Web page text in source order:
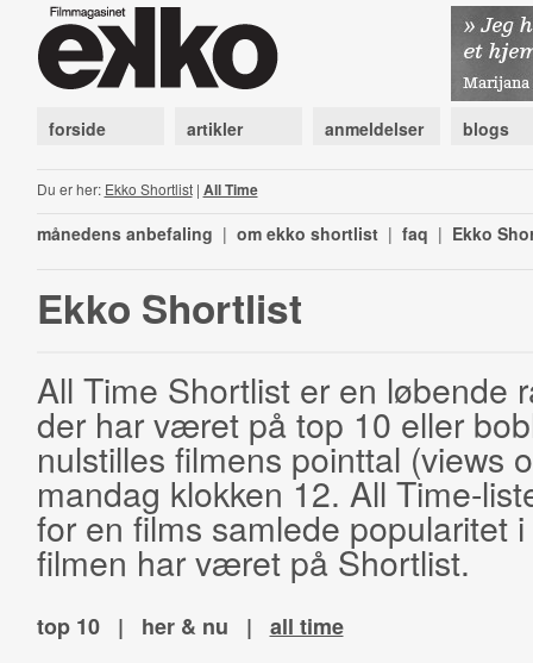
forside artikler anmeldelser blogs
Du er her: Ekko Shortlist| All Time
månedens anbefaling | om ekko shortlist | faq | Ekko
Ekko Shortlist
All Time Shortlist er en løbende
der har været på top 10 eller
nulstilles filmens pointtal (views
mandag klokken 12. All Time-
for en films samlede popularitet
filmen har været på Shortlist.
top 10 | her & nu | all time